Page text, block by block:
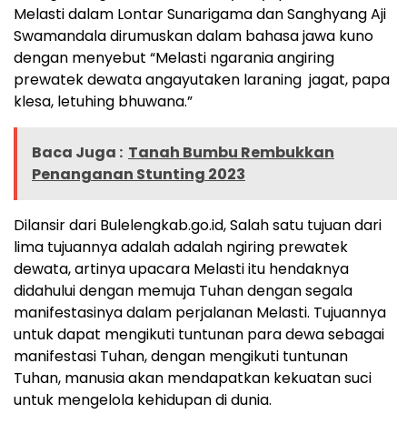
Melasti dalam Lontar Sunarigama dan Sanghyang Aji
Swamandala dirumuskan dalam bahasa jawa kuno
dengan menyebut “Melasti ngarania angiring
prewatek dewata angayutaken laraning jagat, papa
klesa, letuhing bhuwana.”
Baca Juga : Tanah Bumbu Rembukkan
Penanganan Stunting 2023
Dilansir dari Bulelengkab.go.id, Salah satu tujuan dari
lima tujuannya adalah adalah ngiring prewatek
dewata, artinya upacara Melasti itu hendaknya
didahului dengan memuja Tuhan dengan segala
manifestasinya dalam perjalanan Melasti. Tujuannya
untuk dapat mengikuti tuntunan para dewa sebagai
manifestasi Tuhan, dengan mengikuti tuntunan
Tuhan, manusia akan mendapatkan kekuatan suci
untuk mengelola kehidupan di dunia.